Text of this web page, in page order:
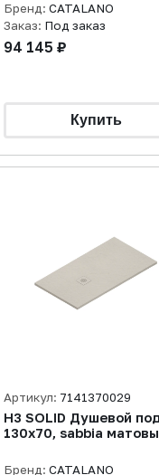
Бренд: CATALANO
Заказ: Под заказ
94 145 ₽
Артикул: 7141370029
H3 SOLID Душевой
130x70, sabbia
Бренд: CATALANO